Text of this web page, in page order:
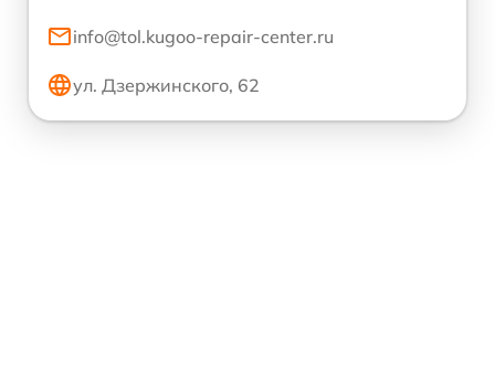
info@tol.kugoo-repair-center.ru
ул. Дзержинского, 62